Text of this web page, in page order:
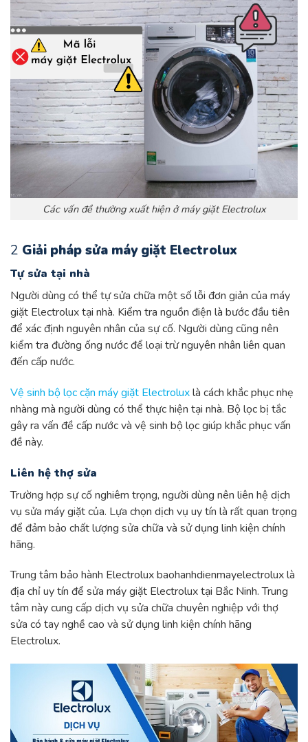
Các vấn đề thường xuất hiện ở máy giặt Electrolux
2 Giải pháp sửa máy giặt Electrolux
Tự sửa tại nhà
Người dùng có thể tự sửa chữa một số lỗi đơn giản của máy
giặt Electrolux tại nhà. Kiểm tra nguồn điện là bước đầu tiên
để xác định nguyên nhân của sự cố. Người dùng cũng nên
kiểm tra đường ống nước để loại trừ nguyên nhân liên quan
đến cấp nước.
Vệ sinh bộ lọc cặn máy giặt Electroluxlà cách khắc phục nhẹ
nhàng mà người dùng có thể thực hiện tại nhà. Bộ lọc bị tắc
gây ra vấn đề cấp nước và vệ sinh bộ lọc giúp khắc phục vấn
đề này.
Liên hệ thợ sửa
Trường hợp sự cố nghiêm trọng, người dùng nên liên hệ dịch
vụ sửa máy giặt của. Lựa chọn dịch vụ uy tín là rất quan trọng
để đảm bảo chất lượng sửa chữa và sử dụng linh kiện chính
hãng.
Trung tâm bảo hành Electroluxbaohanhdienmayelectroluxlà
địa chỉ uy tín để sửa máy giặt Electrolux tại Bắc Ninh. Trung
tâm này cung cấp dịch vụ sửa chữa chuyên nghiệp với thợ
sửa có tay nghề cao và sử dụng linh kiện chính hãng
Electrolux.